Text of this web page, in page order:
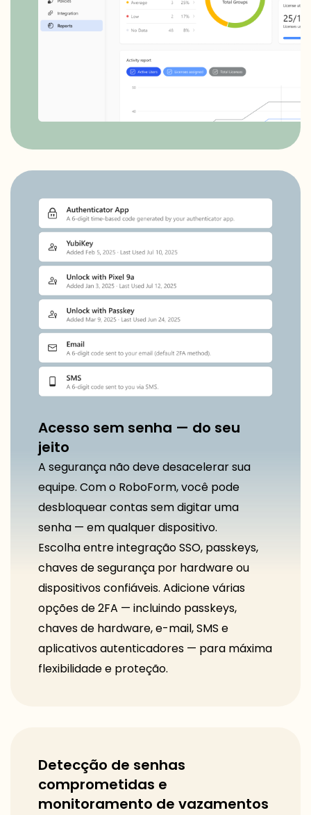
Acesso sem senha — do seu
jeito
A segurança não deve desacelerar sua
equipe. Com o RoboForm, você pode
desbloquear contas sem digitar uma
senha — em qualquer dispositivo.
Escolha entre integração SSO, passkeys,
chaves de segurança por hardware ou
dispositivos confiáveis. Adicione várias
opções de 2FA — incluindo passkeys,
chaves de hardware, e-mail, SMS e
aplicativos autenticadores — para máxima
flexibilidade e proteção.
Detecção de senhas
comprometidas e
monitoramento de vazamentos